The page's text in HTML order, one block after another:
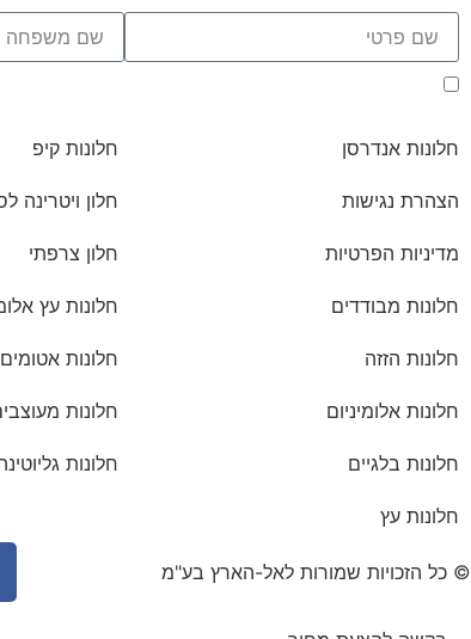
חלונות אנדרסן
הצהרת נגישות
מדיניות הפרטיות
חלונות מבודדים
חלונות הזזה
חלונות אלומיניום
חלונות בלגיים
חלונות עץ
חלונות קיפ
חלון ויטרינה
חלון צרפתי
חלונות עץ
חלונות
חלונות
חלונות
© כל הזכויות שמורות לאל-הארץ בע"מ